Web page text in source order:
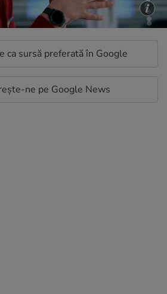
ca sursă preferată în Google
ne pe Google News